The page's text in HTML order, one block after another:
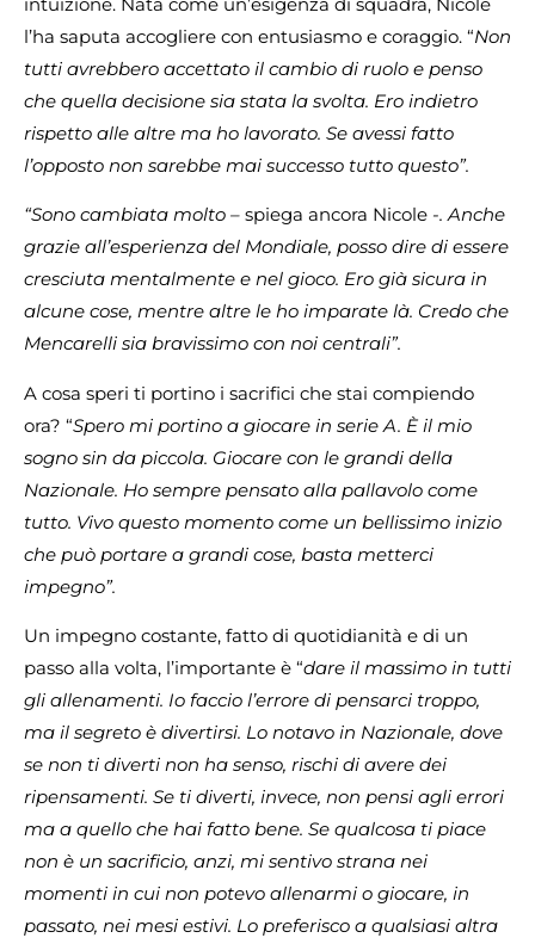
l’ha saputa accogliere con entusiasmo e coraggio. “Non
tutti avrebbero accettato il cambio di ruolo e penso
che quella decisione sia stata la svolta. Ero indietro
rispetto alle altre ma ho lavorato. Se avessi fatto
l’opposto non sarebbe mai successo tutto questo”.
“Sono cambiata molto – spiega ancora Nicole -. Anche
grazie all’esperienza del Mondiale, posso dire di essere
cresciuta mentalmente e nel gioco. Ero già sicura in
alcune cose, mentre altre le ho imparate là. Credo che
Mencarelli sia bravissimo con noi centrali”.
A cosa speri ti portino i sacrifici che stai compiendo
ora? “Spero mi portino a giocare in serie A. È il mio
sogno sin da piccola. Giocare con le grandi della
Nazionale. Ho sempre pensato alla pallavolo come
tutto. Vivo questo momento come un bellissimo inizio
che può portare a grandi cose, basta metterci
impegno”.
Un impegno costante, fatto di quotidianità e di un
passo alla volta, l’importante è “dare il massimo in tutti
gli allenamenti. Io faccio l’errore di pensarci troppo,
ma il segreto è divertirsi. Lo notavo in Nazionale, dove
se non ti diverti non ha senso, rischi di avere dei
ripensamenti. Se ti diverti, invece, non pensi agli errori
ma a quello che hai fatto bene. Se qualcosa ti piace
non è un sacrificio, anzi, mi sentivo strana nei
momenti in cui non potevo allenarmi o giocare, in
passato, nei mesi estivi. Lo preferisco a qualsiasi altra